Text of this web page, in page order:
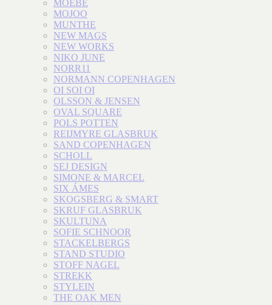
MOEBE
MOJOO
MUNTHE
NEW MAGS
NEW WORKS
NIKO JUNE
NORR11
NORMANN COPENHAGEN
OI SOI OI
OLSSON & JENSEN
OVAL SQUARE
POLS POTTEN
REIJMYRE GLASBRUK
SAND COPENHAGEN
SCHOLL
SEJ DESIGN
SIMONE & MARCEL
SIX ÁMES
SKOGSBERG & SMART
SKRUF GLASBRUK
SKULTUNA
SOFIE SCHNOOR
STACKELBERGS
STAND STUDIO
STOFF NAGEL
STREKK
STYLEIN
THE OAK MEN